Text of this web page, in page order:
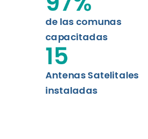
de las comunas
capacitadas
Antenas Satelitales
instaladas
15